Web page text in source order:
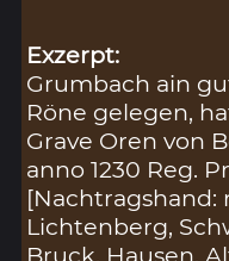
Exzerpt:
Grumbach ain
Röne gelegen,
Grave Oren von
anno 1230 Reg.
Lichtenberg,
Bruck, Hausen,